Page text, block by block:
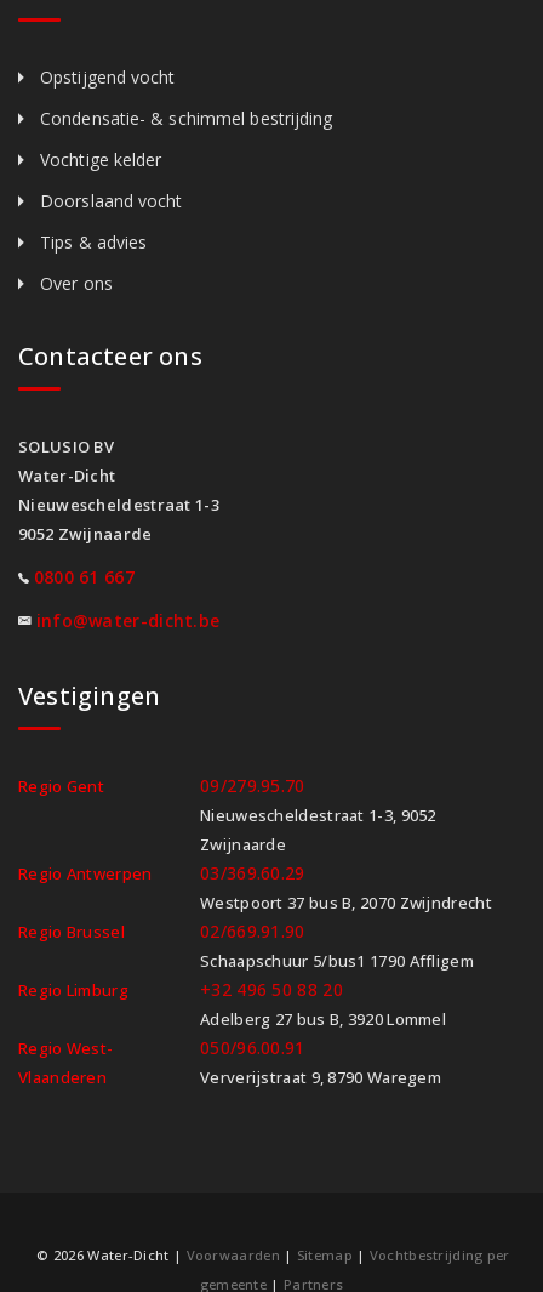
Opstijgend vocht
Condensatie- & schimmel bestrijding
Vochtige kelder
Doorslaand vocht
Tips & advies
Over ons
Contacteer ons
SOLUSIO BV
Water-Dicht
Nieuwescheldestraat 1-3
9052 Zwijnaarde
0800 61 667
info@water-dicht.be
Vestigingen
Regio Gent 09/279.95.70
Nieuwescheldestraat 1-3, 9052
Zwijnaarde
Regio Antwerpen
03/369.60.29
Westpoort 37 bus B, 2070 Zwijndrecht
Regio Brussel
02/669.91.90
Schaapschuur 5/bus1 1790 Affligem
Regio Limburg
+32 496 50 88 20
Adelberg 27 bus B, 3920 Lommel
Regio West-
Vlaanderen
050/96.00.91
Ververijstraat 9, 8790 Waregem
© 2026 Water-Dicht | Voorwaarden | Sitemap | Vochtbestrijding per
gemeente | Partners